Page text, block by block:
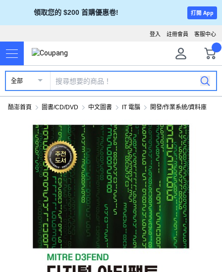
領取您的 $200 首購優惠卷! 打開 App
客服中心
註冊會員
登入
全部
酷澎首頁 圖書/CD/DVD 中文圖書 IT 電腦 開發/作業系統/資料庫